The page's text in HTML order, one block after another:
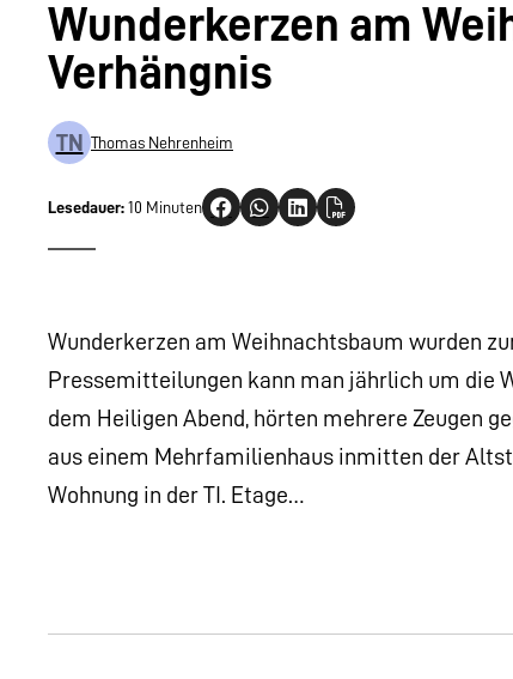
Wunderkerzen am
Verhängnis
TN Thomas Nehrenheim
Lesedauer: 10 Minuten
Wunderkerzen am Weihnachtsbaum wurden
Pressemitteilungen kann man jährlich um die
dem Heiligen Abend, hörten mehrere Zeugen
aus einem Mehrfamilienhaus inmitten der
Wohnung in der TI. Etage…